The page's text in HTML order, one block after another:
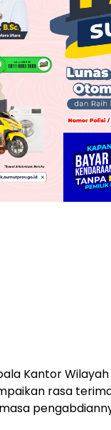
Kantor
rasa